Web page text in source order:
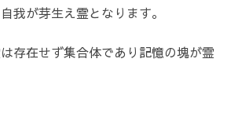
我が芽生え霊となります。
存在せず集合体であり記憶の塊が霊